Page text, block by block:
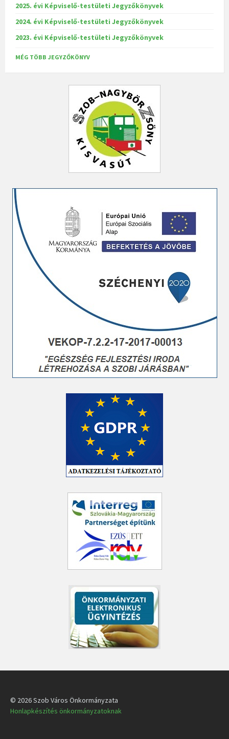
2025. évi Képviselő-testületi Jegyzőkönyvek
2024. évi Képviselő-testületi Jegyzőkönyvek
2023. évi Képviselő-testületi Jegyzőkönyvek
MÉG TÖBB JEGYZŐKÖNYV
© 2026 Szob Város Önkormányzata
Honlapkészítés önkormányzatoknak